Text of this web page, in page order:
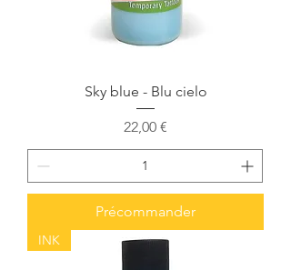
Sky blue - Blu cielo
Prix
22,00 €
Précommander
INK